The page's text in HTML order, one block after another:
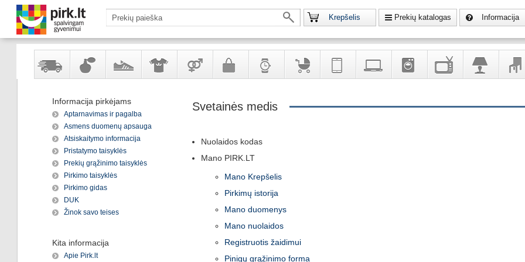
Krepšelis Prekių katalogas Informacija
Kvepalai
kosmetika
Avalynė
aksesuarai
suaugusiems
ir
vaikamsnavigacijatechnikatechnikakita
Informacija pirkėjams
Aptarnavimas ir pagalba
Asmens duomenų apsauga
Atsiskaitymo informacija
Pristatymo taisyklės
Prekių grąžinimo taisyklės
Pirkimo taisyklės
Pirkimo gidas
DUK
Žinok savo teises
Kita informacija
Apie Pirk.lt
Svetainės medis
Nuolaidos kodas
Mano PIRK.LT
Mano Krepšelis
Pirkimų istorija
Mano duomenys
Mano nuolaidos
Registruotis žaidimui
Pinigų grąžinimo forma